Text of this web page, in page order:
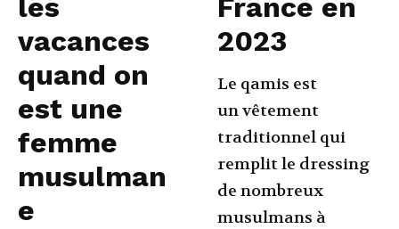
les
vacances
quand on
est une
femme
musulman
e
France en
2023
Le qamis est
un vêtement
traditionnel qui
remplit le dressing
de nombreux
musulmans à